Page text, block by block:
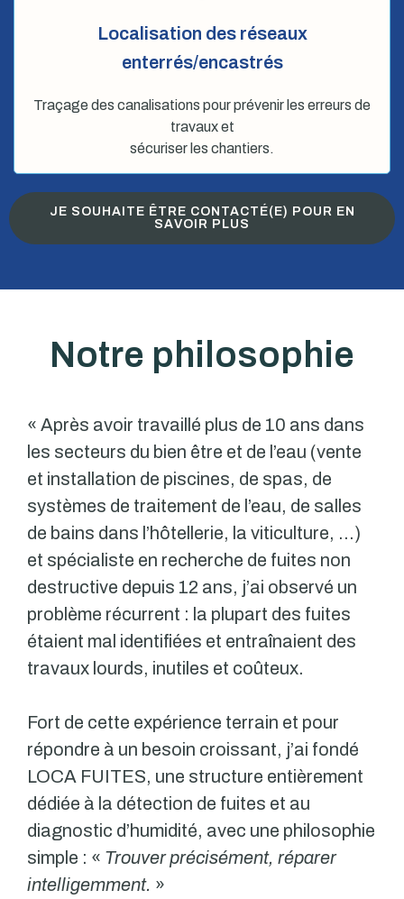
Localisation des réseaux
enterrés/encastrés
Traçage des canalisations pour prévenir les erreurs de
travaux et
sécuriser les chantiers.
JE SOUHAITE ÊTRE CONTACTÉ(E) POUR EN
SAVOIR PLUS
Notre philosophie
« Après avoir travaillé plus de 10 ans dans
les secteurs du bien être et de l’eau (vente
et installation de piscines, de spas, de
systèmes de traitement de l’eau, de salles
de bains dans l’hôtellerie, la viticulture, …)
et spécialiste en recherche de fuites non
destructive depuis 12 ans, j’ai observé un
problème récurrent : la plupart des fuites
étaient mal identifiées et entraînaient des
travaux lourds, inutiles et coûteux.
Fort de cette expérience terrain et pour
répondre à un besoin croissant, j’ai fondé
LOCA FUITES, une structure entièrement
dédiée à la détection de fuites et au
diagnostic d’humidité, avec une philosophie
simple : « Trouver précisément, réparer
intelligemment. »